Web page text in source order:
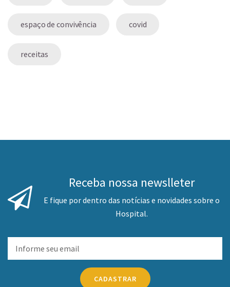
espaço de convivência covid
receitas
Receba nossa newslleter
E fique por dentro das notícias e novidades sobre o
Hospital.
CADASTRAR